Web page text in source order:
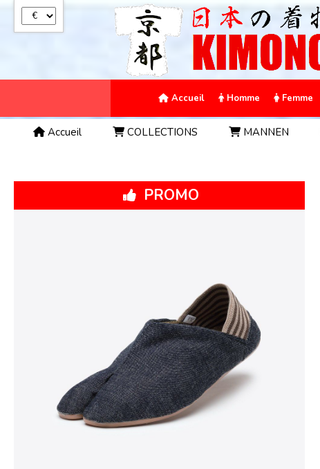
Accueil Homme Femme
Accueil COLLECTIONS MANNEN
PROMO
Panneau de gestion des cookies